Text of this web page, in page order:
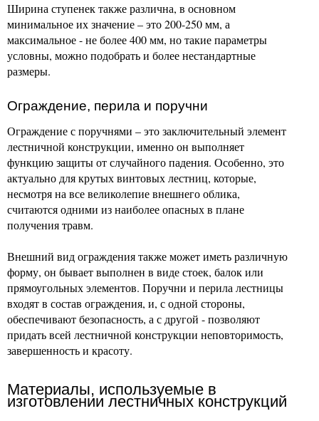
Ширина ступенек также различна, в основном
минимальное их значение – это 200-250 мм, а
максимальное - не более 400 мм, но такие параметры
условны, можно подобрать и более нестандартные
размеры.
Ограждение, перила и поручни
Ограждение с поручнями – это заключительный элемент
лестничной конструкции, именно он выполняет
функцию защиты от случайного падения. Особенно, это
актуально для крутых винтовых лестниц, которые,
несмотря на все великолепие внешнего облика,
считаются одними из наиболее опасных в плане
получения травм.
Внешний вид ограждения также может иметь различную
форму, он бывает выполнен в виде стоек, балок или
прямоугольных элементов. Поручни и перила лестницы
входят в состав ограждения, и, с одной стороны,
обеспечивают безопасность, а с другой - позволяют
придать всей лестничной конструкции неповторимость,
завершенность и красоту.
Материалы, используемые в
изготовлении лестничных конструкций